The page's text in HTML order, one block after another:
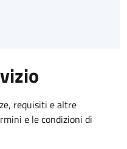
requisiti e altre
e le condizioni di